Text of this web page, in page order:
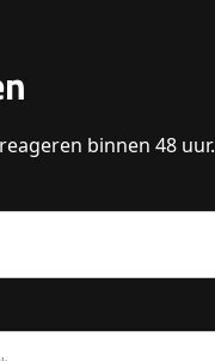
binnen 48 uur.